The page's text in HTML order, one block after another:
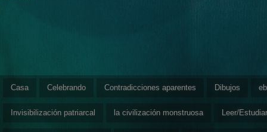
Casa Celebrando Contradicciones aparentes Dibujos
Invisibilización patriarcal la civilización monstruosa Leer/Estudiar